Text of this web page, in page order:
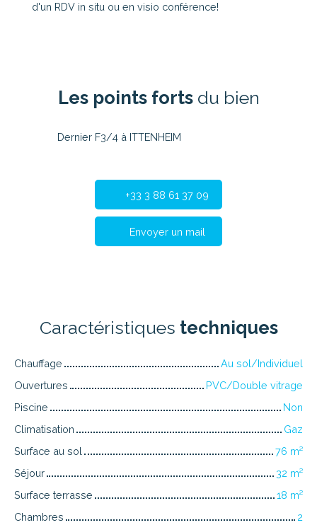
d'un RDV in situ ou en visio conférence!
Les points fortsdu bien
Dernier F3/4 à ITTENHEIM
+33 3 88 61 37 09
Envoyer un mail
Caractéristiques techniques
Chauffage
Au sol/Individuel
Ouvertures
PVC/Double vitrage
Piscine
Non
Climatisation
Gaz
Surface au sol
76 m²
Séjour
32 m²
Surface terrasse
18 m²
Chambres
2